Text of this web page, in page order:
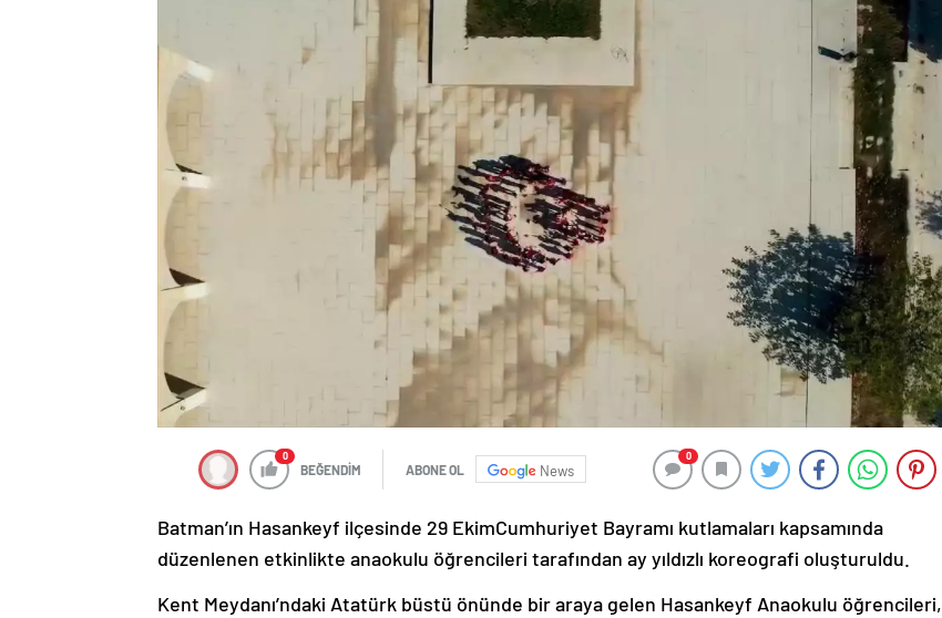
0
BEĞENDİM ABONE OL News
0
Batman’ın Hasankeyf ilçesinde 29 EkimCumhuriyet Bayramı kutlamaları kapsamında
düzenlenen etkinlikte anaokulu öğrencileri tarafından ay yıldızlı koreografi oluşturuldu.
Kent Meydanı’ndaki Atatürk büstü önünde bir araya gelen Hasankeyf Anaokulu öğrencileri,